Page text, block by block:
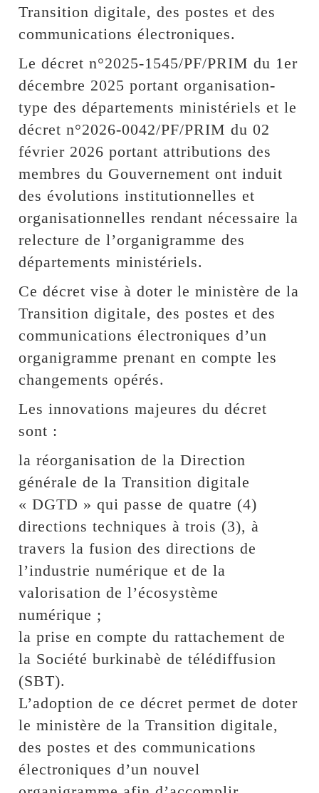
Transition digitale, des postes et des
communications électroniques.
Le décret n°2025-1545/PF/PRIM du 1er
décembre 2025 portant organisation-
type des départements ministériels et le
décret n°2026-0042/PF/PRIM du 02
février 2026 portant attributions des
membres du Gouvernement ont induit
des évolutions institutionnelles et
organisationnelles rendant nécessaire la
relecture de l’organigramme des
départements ministériels.
Ce décret vise à doter le ministère de la
Transition digitale, des postes et des
communications électroniques d’un
organigramme prenant en compte les
changements opérés.
Les innovations majeures du décret
sont :
la réorganisation de la Direction
générale de la Transition digitale
« DGTD » qui passe de quatre (4)
directions techniques à trois (3), à
travers la fusion des directions de
l’industrie numérique et de la
valorisation de l’écosystème
numérique ;
la prise en compte du rattachement de
la Société burkinabè de télédiffusion
(SBT).
L’adoption de ce décret permet de doter
le ministère de la Transition digitale,
des postes et des communications
électroniques d’un nouvel